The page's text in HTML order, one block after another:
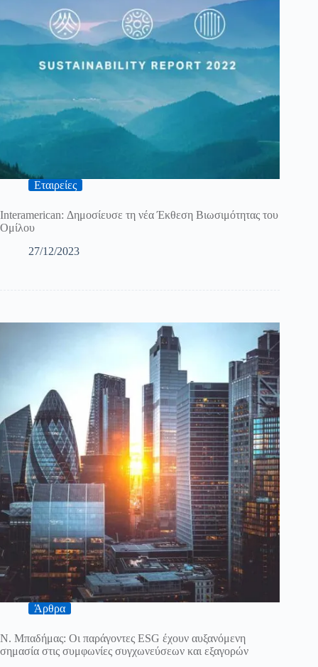
Εταιρείες
Interamerican: Δημοσίευσε τη νέα Έκθεση Βιωσιμότητας του
Ομίλου
27/12/2023
Άρθρα
Ν. Μπαδήμας: Οι παράγοντες ESG έχουν αυξανόμενη
σημασία στις συμφωνίες συγχωνεύσεων και εξαγορών